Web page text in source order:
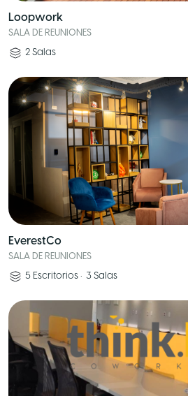
Loopwork
SALA DE REUNIONES
2 Salas
EverestCo
SALA DE REUNIONES
5 Escritorios • 3 Salas